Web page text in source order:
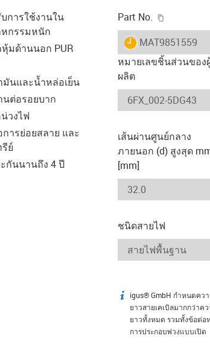
การใช้งานใน
กรรมหนัก
มด้านนอก PUR
นและน้ำหล่อเย็น
ต่อรอยบาก
วงไฟ
ารย่อยสลาย และ
ย์
กันนานถึง 4 ปี
Part No.
igus-icon-lieferzeit
MAT9851559
หมายเลขชิ้นส่วนของ
ผลิต
เส้นผ่านศูนย์กลาง
ภายนอก (d) สูงสุด
[mm]
ชนิดสายไฟ
igus-icon-info
igus® GmbH กำหนดคว
ยาวสายเคเบิลมากกว่าค
ยาวทั้งหมด รวมทั้งข้อต่อ
การประกอบพ่วงแบบเปิด